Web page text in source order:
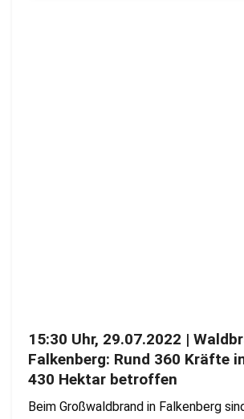
15:30 Uhr, 29.07.2022 |
Falkenberg: Rund 360 Kräfte
430 Hektar betroffen
Beim Großwaldbrand in Falkenberg